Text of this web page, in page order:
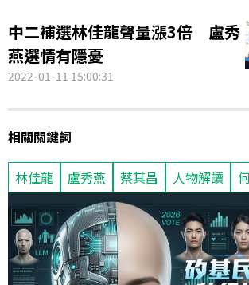
中二補選林佳龍聲量漲3倍 盧秀
燕選情有隱憂
2022-01-11 15:00:31
相關關鍵詞
林佳龍 盧秀燕 蔡其昌 人物解讀